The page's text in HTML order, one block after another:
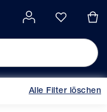
Alle Filter löschen